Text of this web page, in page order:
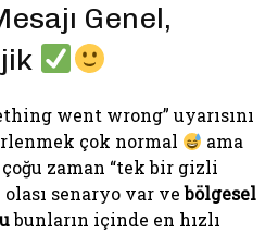
Genel,
went wrong” uyarısını
çok normal
ama
çoğu zaman “tek bir gizli
senaryo var vebölgesel
bunların içinde en hızlı